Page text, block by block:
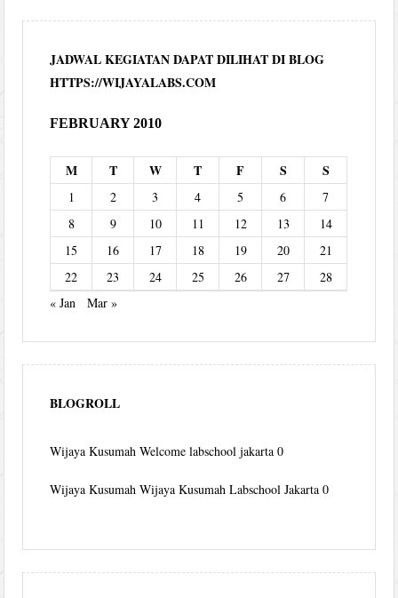
JADWAL KEGIATAN DAPAT DILIHAT DI BLOG
HTTPS://WIJAYALABS.COM
FEBRUARY 2010
M T W T F S S
1 2 3 4 5 6
7
8
9 10 11 12 13
14
15
16 17 18 19 20
21
22
23 24 25 26 27
28
« Jan
Mar »
BLOGROLL
Wijaya Kusumah Welcome labschool jakarta 0
Wijaya Kusumah Wijaya Kusumah Labschool Jakarta 0